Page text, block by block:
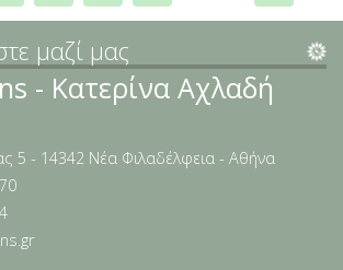
μαζί μας
- Κατερίνα Αχλαδή
5 - 14342 Νέα Φιλαδέλφεια - Αθήνα